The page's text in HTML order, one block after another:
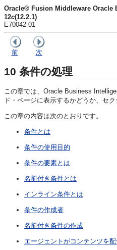
Oracle® Fusion Middleware Oracle
12c(12.2.1)
E70042-01
前 次
10 条件の処理
この章では、Oracle Business
ド・ページに表示するかどうか、セ
この章の内容は次のとおりです。
条件とは
条件の使用目的
条件の要素とは
名前付き条件とは
インライン条件とは
条件の作成者
名前付き条件の作成
エージェントがコンテンツを